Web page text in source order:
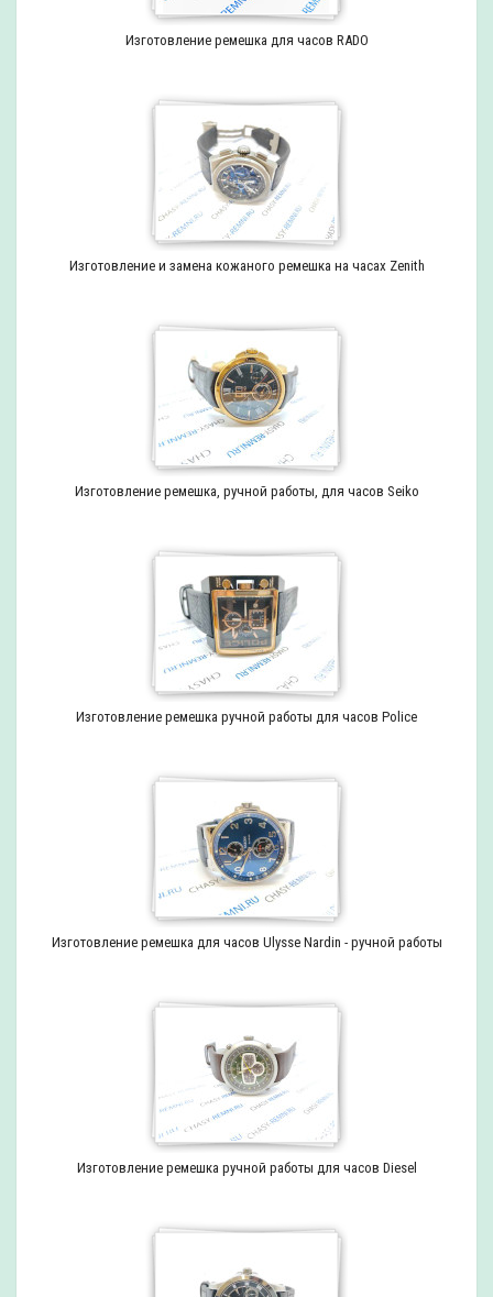
Изготовление ремешка для часов RADO
Изготовление и замена кожаного ремешка на часах Zenith
Изготовление ремешка, ручной работы, для часов Seiko
Изготовление ремешка ручной работы для часов Police
Изготовление ремешка для часов Ulysse Nardin - ручной работы
Изготовление ремешка ручной работы для часов Diesel